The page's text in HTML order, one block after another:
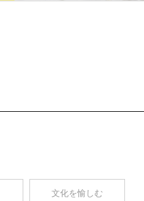
文化を愉しむ